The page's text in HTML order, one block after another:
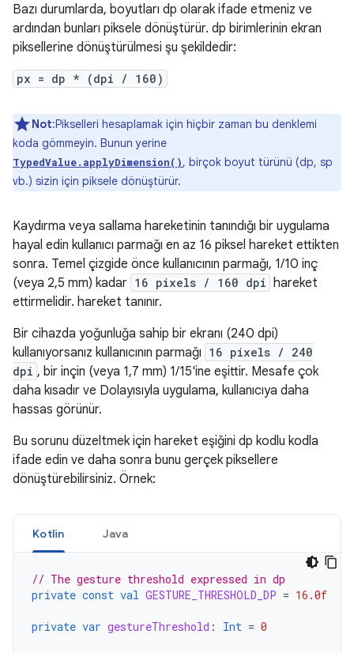
Bazı durumlarda, boyutları dp olarak ifade etmeniz ve
ardından bunları piksele dönüştürür. dp birimlerinin ekran
piksellerine dönüştürülmesi şu şekildedir:
px = dp * (dpi / 160)
Not:Pikselleri hesaplamak için hiçbir zaman bu denklemi
koda gömmeyin. Bunun yerine
TypedValue.applyDimension(), birçok boyut türünü (dp, sp
vb.) sizin için piksele dönüştürür.
Kaydırma veya sallama hareketinin tanındığı bir uygulama
hayal edin kullanıcı parmağı en az 16 piksel hareket ettikten
sonra. Temel çizgide önce kullanıcının parmağı, 1/10 inç
(veya 2,5 mm) kadar 16 pixels / 160 dpi
hareket
ettirmelidir. hareket tanınır.
Bir cihazda yoğunluğa sahip bir ekranı (240 dpi)
kullanıyorsanız kullanıcının parmağı 16 pixels / 240
dpi , bir inçin (veya 1,7 mm) 1/15'ine eşittir. Mesafe çok
daha kısadır ve Dolayısıyla uygulama, kullanıcıya daha
hassas görünür.
Bu sorunu düzeltmek için hareket eşiğini dp kodlu kodla
ifade edin ve daha sonra bunu gerçek piksellere
dönüştürebilirsiniz. Örnek:
Kotlin Java
// The gesture threshold expressed in dp
private const val GESTURE_THRESHOLD_DP = 16.0f
private var gestureThreshold : Int = 0